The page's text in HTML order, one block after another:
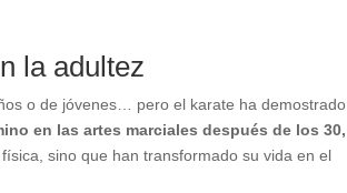
la adultez
o de jóvenes… pero el karate ha
en las artes marciales después de los 30,
sino que han transformado su vida en el